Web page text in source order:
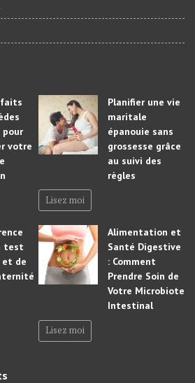
votre
Planifier une vie
maritale
épanouie sans
grossesse grâce
au suivi des
règles
Lisez moi
test
de
Alimentation et
Santé Digestive
: Comment
Prendre Soin de
Votre Microbiote
Intestinal
Lisez moi